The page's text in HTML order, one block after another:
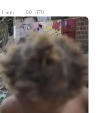
1 min 370